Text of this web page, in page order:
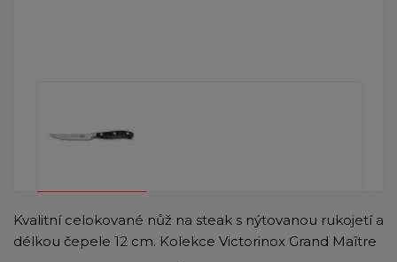
Kvalitní celokované nůž na steak s nýtovanou rukojetí a
délkou čepele 12 cm. Kolekce Victorinox Grand Maître